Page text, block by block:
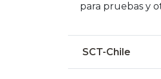
para pruebas y
SCT-Chile